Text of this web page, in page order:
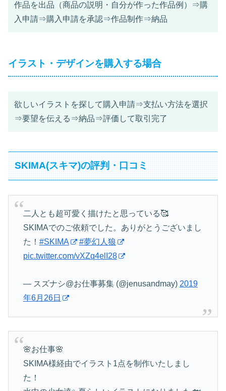
作品を出品（商品の説明・自分が作った作品例）⇒購
入申請⇒購入申請を承認⇒作品制作⇒納品
イラスト・デザインを購入する場合
欲しいイラストを探して購入申請⇒支払い方法を選択
⇒要望を伝える⇒納品⇒評価して取引完了
SKIMA(スキマ)の評判・口コミ
二人とも超可愛く描けたと思っている🥰
SKIMAでのご依頼でした。ありがとうございまし
た！ #SKIMA
#夢幻人狼
pic.twitter.com/vXZq4elI28
— スズナシ@お仕事募集 (@jenusandmay) 2019
年6月26日
🌸お仕事🌸
SKIMA様経由でイラスト1点を制作いたしまし
た！